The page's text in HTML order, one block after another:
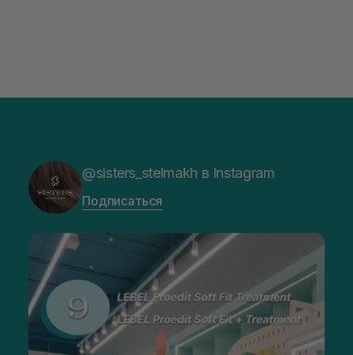
@sisters_stelmakh в Instagram
Подписаться